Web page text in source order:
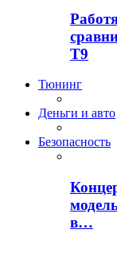
T9
Тюнинг
Деньги и авто
Безопасность
в…